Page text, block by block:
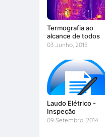
Termografia ao
alcance de todos
03 Junho, 2015
Laudo Elétrico -
Inspeção
09 Setembro, 2014